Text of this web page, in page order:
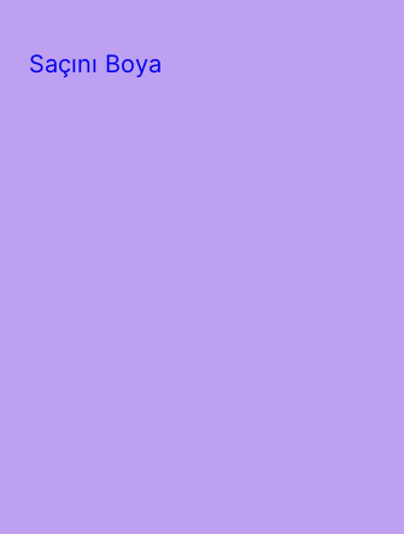
Saçını Boya